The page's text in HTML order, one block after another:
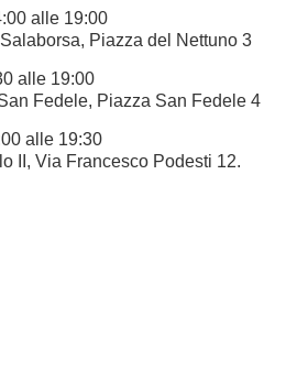
alle 19:00
Piazza del Nettuno 3
alle 19:00
Fedele, Piazza San Fedele 4
alle 19:30
II, Via Francesco Podesti 12.